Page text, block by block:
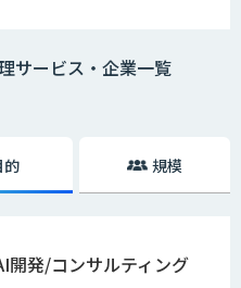
信用リスク管理を行う態勢が求め
に判断するだけでは実際に利用す
今後、与信審査など社会の重要な
サービス・企業一覧
的 規模
開発/コンサルティング